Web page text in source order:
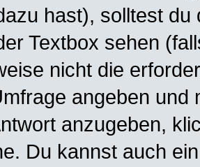
hast), solltest
Textbox sehen
nicht die
angeben und
anzugeben,
Du kannst auch